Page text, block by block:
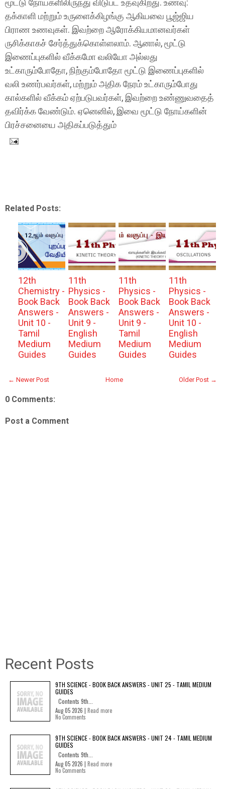
மூட்டு நோய்களிலிருந்து விடுபட உதவுகிறது. உணவு:
தக்காளி மற்றும் உருளைக்கிழங்கு ஆகியவை பூஜ்ஜிய
பிராண உணவுகள். இவற்றை ஆரோக்கியமானவர்கள்
ருசிக்காகச் சேர்த்துக்கொள்ளலாம். ஆனால், மூட்டு
இணைப்புகளில் வீக்கமோ வலியோ அல்லது
உட்காரும்போதோ, நிற்கும்போதோ மூட்டு இணைப்புகளில்
வலி உணர்பவர்கள், மற்றும் அதிக நேரம் உட்காரும்போது
கால்களில் வீக்கம் ஏற்படுபவர்கள், இவற்றை உண்ணுவதைத்
தவிர்க்க வேண்டும். ஏனெனில், இவை மூட்டு நோய்களின்
பிரச்சனையை அதிகப்படுத்தும்
Related Posts:
12th
Chemistry -
Book Back
Answers -
Unit 10 -
Tamil
Medium
Guides
11th
Physics -
Book Back
Answers -
Unit 9 -
English
Medium
Guides
11th
Physics -
Book Back
Answers -
Unit 9 -
Tamil
Medium
Guides
11th
Physics -
Book Back
Answers -
Unit 10 -
English
Medium
Guides
← Newer Post Older Post →
Home
0 Comments:
Post a Comment
Recent Posts
9TH SCIENCE - BOOK BACK ANSWERS - UNIT 25 - TAMIL MEDIUM
GUIDES
Contents 9th...
Aug 05 2026 | Read more
No Comments
9TH SCIENCE - BOOK BACK ANSWERS - UNIT 24 - TAMIL MEDIUM
GUIDES
Contents 9th...
Aug 05 2026 | Read more
No Comments